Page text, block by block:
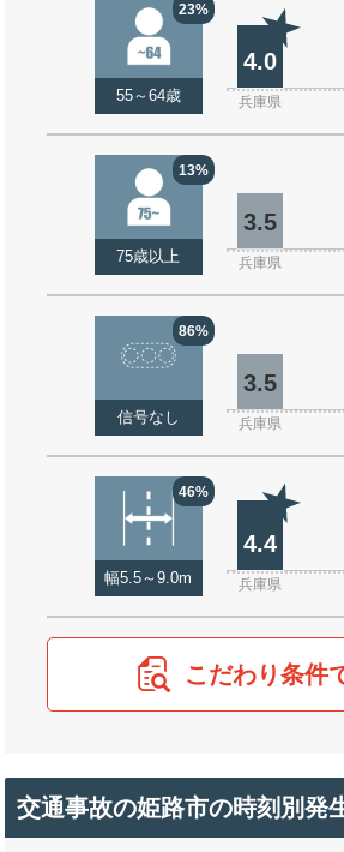
23%
55～64歳
4.0
兵庫県
13%
75歳以上
3.5
兵庫県
86%
信号なし
3.5
兵庫県
46%
幅5.5～9.0m
4.4
兵庫県
こだわり条件
交通事故の姫路市の時刻別発